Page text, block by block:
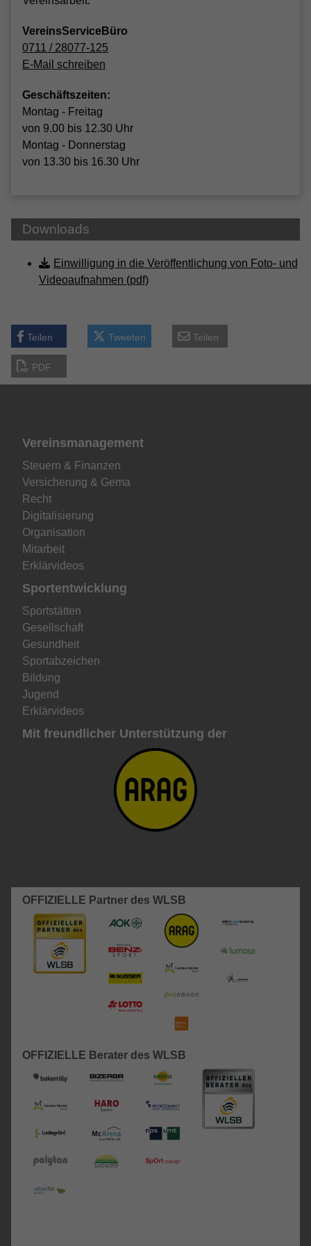
VereinsServiceBüro
0711 / 28077-125
E-Mail schreiben
Geschäftszeiten:
Montag - Freitag
von 9.00 bis 12.30 Uhr
Montag - Donnerstag
von 13.30 bis 16.30 Uhr
Downloads
Einwilligung in die Veröffentlichung von Foto- und
Videoaufnahmen (pdf)
Teilen Tweeten Teilen
PDF
Vereinsmanagement
Steuern & Finanzen
Versicherung & Gema
Recht
Digitalisierung
Organisation
Mitarbeit
Erklärvideos
Sportentwicklung
Sportstätten
Gesellschaft
Gesundheit
Sportabzeichen
Bildung
Jugend
Erklärvideos
Mit freundlicher Unterstützung der
OFFIZIELLE Partner des WLSB
OFFIZIELLE Berater des WLSB